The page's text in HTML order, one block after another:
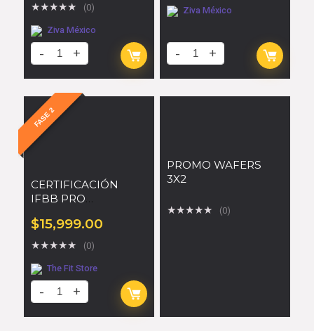
★★★★★ (0)
Ziva México
Ziva México
FASE 2
CERTIFICACIÓN
IFBB PRO
$15,999.00
★★★★★ (0)
The Fit Store
PROMO WAFERS
3X2
★★★★★ (0)